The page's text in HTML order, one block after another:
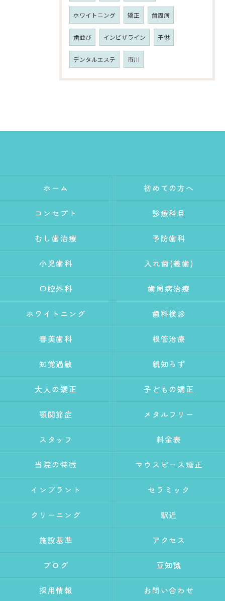
ホワイトニング 矯正 歯周病
歯並び インビザライン 子供
デンタルエステ 市川
ホーム 初めての方へ
コンセプト 診療科目
むし歯治療 予防歯科
小児歯科 入れ歯(義歯)
口腔外科 歯周病治療
ホワイトニング 歯科検診
審美歯科 根管治療
知覚過敏 親知らず
大人の矯正 子どもの矯正
顎関節症 メタルフリー
スタッフ 料金表
当院の特徴 マウスピース矯正
インプラント セラミック
クリーニング 駅近
施設基準 アクセス
ブログ 豆知識
採用情報 お問い合わせ